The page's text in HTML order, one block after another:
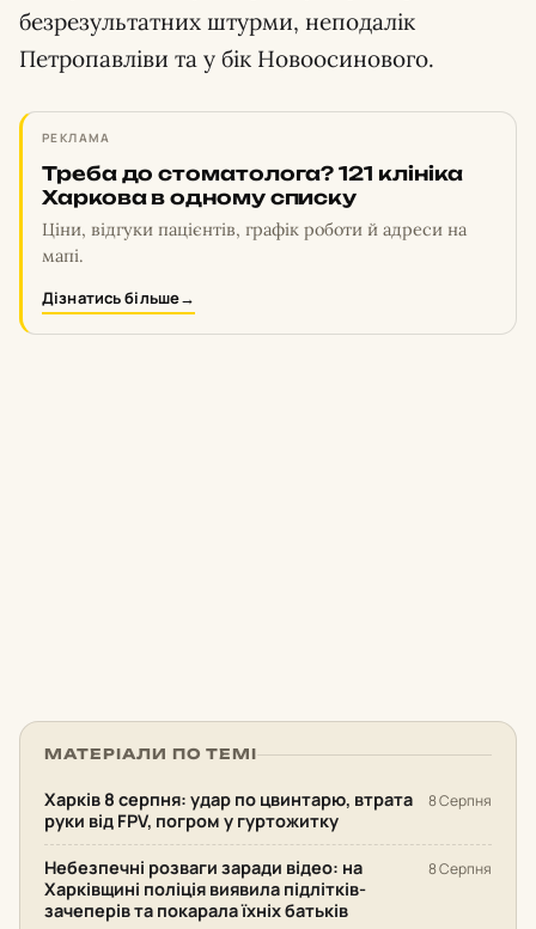
безрезультатних штурми, неподалік
Петропавліви та у бік Новоосинового.
РЕКЛАМА
Треба до стоматолога? 121 клініка
Харкова в одному списку
Ціни, відгуки пацієнтів, графік роботи й адреси на
мапі.
Дізнатись більше→
МАТЕРІАЛИ ПО ТЕМІ
Харків 8 серпня: удар по цвинтарю, втрата
руки від FPV, погром у гуртожитку
8 Серпня
Небезпечні розваги заради відео: на
Харківщині поліція виявила підлітків-
зачеперів та покарала їхніх батьків
8 Серпня